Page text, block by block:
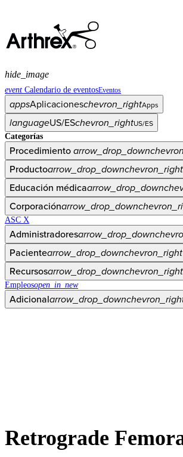
event Calendario de eventosEventos
appsAplicacioneschevron_rightApps
languageUS/ESchevron_rightUS/ES
Categorías
Procedimientoarrow_drop_down
Productoarrow_drop_downchevron_right
Educación médicaarrow_drop_down
Corporaciónarrow_drop_down
ASC X
Administradoresarrow_drop_down
Pacientearrow_drop_downchevron_right
Recursosarrow_drop_downchevron_right
Empleosopen_in_new
Adicionalarrow_drop_down
hide_image
Retrograde